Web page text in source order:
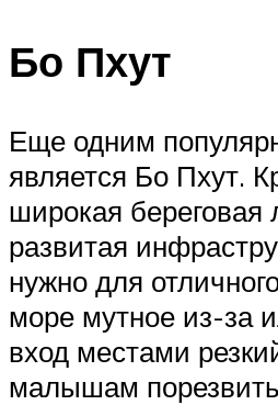
Бо Пхут
Еще одним
является Бо Пхут.
широкая береговая
развитая
нужно для
море мутное из-за
вход местами
малышам